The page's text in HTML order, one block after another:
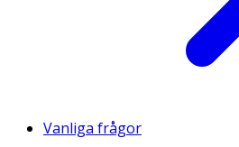
Vanliga frågor